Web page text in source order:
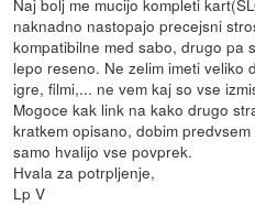
naknadno nastopajo precejsni
kompatibilne med sabo, drugo pa
lepo reseno. Ne zelim imeti veliko
igre, filmi,... ne vem kaj so vse
Mogoce kak link na kako drugo
kratkem opisano, dobim
samo hvalijo vse povprek.
Hvala za potrpljenje,
Lp V